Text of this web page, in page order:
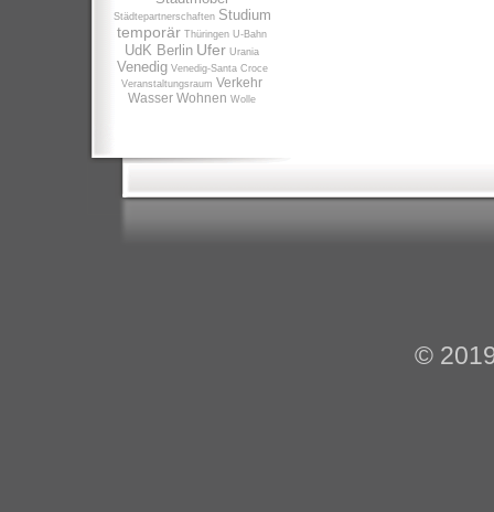
Städtepartnerschaften Studium
temporär Thüringen U-Bahn
UdK Berlin Ufer Urania
Venedig Venedig-Santa Croce
Veranstaltungsraum Verkehr
Wasser Wohnen Wolle
©